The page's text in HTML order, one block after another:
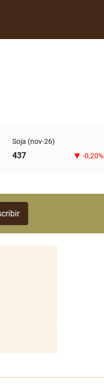
Soja (nov-26)
437 -0,20%